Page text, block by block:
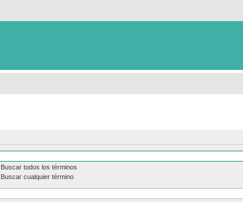
Buscar todos los términos
Buscar cualquier término